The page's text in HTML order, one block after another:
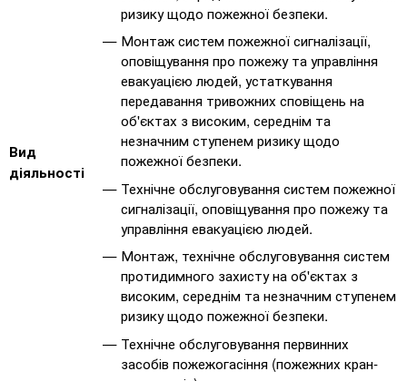
Вид
діяльності
ризику щодо пожежної безпеки.
Монтаж систем пожежної сигналізації,
оповіщування про пожежу та управління
евакуацією людей, устаткування
передавання тривожних сповіщень на
об'єктах з високим, середнім та
незначним ступенем ризику щодо
пожежної безпеки.
Технічне обслуговування систем пожежної
сигналізації, оповіщування про пожежу та
управління евакуацією людей.
Монтаж, технічне обслуговування систем
протидимного захисту на об'єктах з
високим, середнім та незначним ступенем
ризику щодо пожежної безпеки.
Технічне обслуговування первинних
засобів пожежогасіння (пожежних кран-